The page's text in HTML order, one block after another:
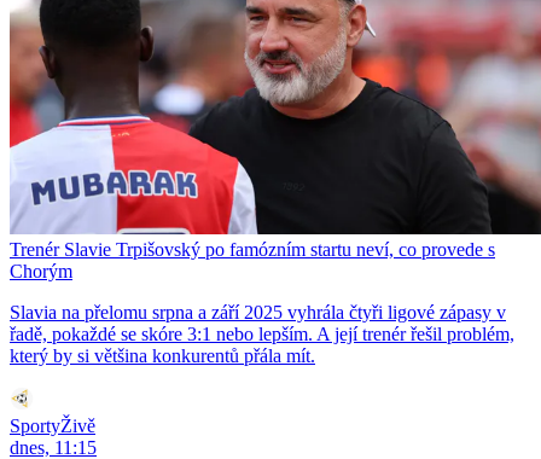
Trenér Slavie Trpišovský po famózním startu neví, co provede s
Chorým
Slavia na přelomu srpna a září 2025 vyhrála čtyři ligové zápasy v
řadě, pokaždé se skóre 3:1 nebo lepším. A její trenér řešil problém,
který by si většina konkurentů přála mít.
SportyŽivě
dnes, 11:15